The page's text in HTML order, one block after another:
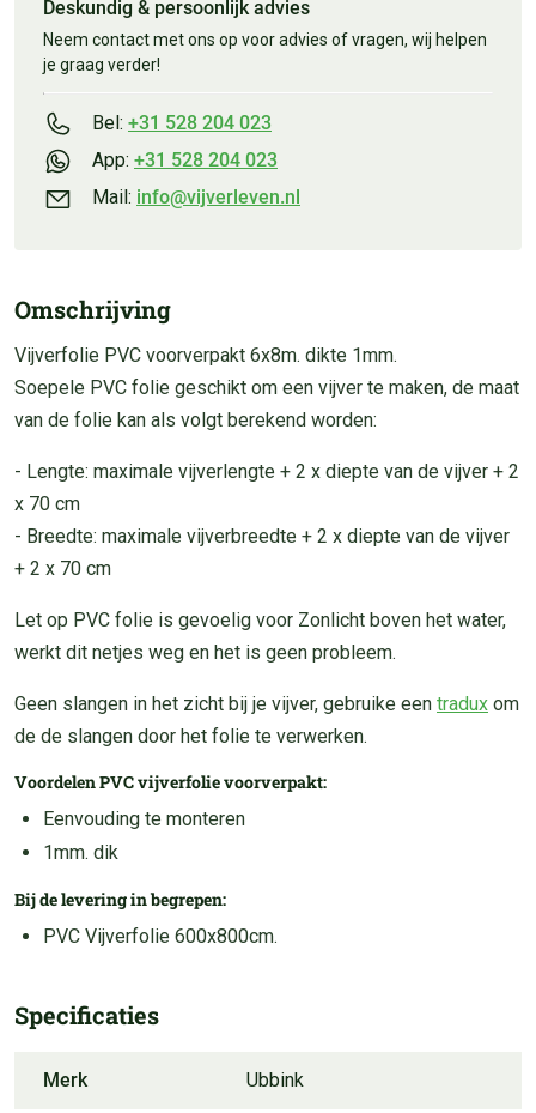
Deskundig & persoonlijk advies
Neem contact met ons op voor advies of vragen, wij helpen
je graag verder!
Bel: +31 528 204 023
App: +31 528 204 023
Mail: info@vijverleven.nl
Omschrijving
Vijverfolie PVC voorverpakt 6x8m. dikte 1mm.
Soepele PVC folie geschikt om een vijver te maken, de maat
van de folie kan als volgt berekend worden:
- Lengte: maximale vijverlengte + 2 x diepte van de vijver + 2
x 70 cm
- Breedte: maximale vijverbreedte + 2 x diepte van de vijver
+ 2 x 70 cm
Let op PVC folie is gevoelig voor Zonlicht boven het water,
werkt dit netjes weg en het is geen probleem.
Geen slangen in het zicht bij je vijver, gebruike een tradux om
de de slangen door het folie te verwerken.
Voordelen PVC vijverfolie voorverpakt:
Eenvouding te monteren
1mm. dik
Bij de levering in begrepen:
PVC Vijverfolie 600x800cm.
Specificaties
Merk Ubbink